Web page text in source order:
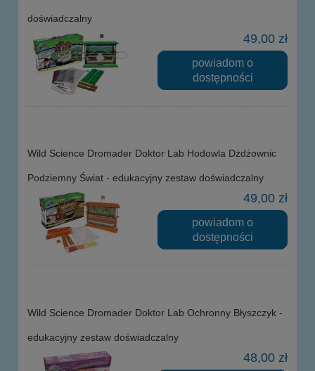
doświadczalny
49,00 zł
powiadom o
dostępności
Wild Science Dromader Doktor Lab Hodowla Dżdżownic
Podziemny Świat - edukacyjny zestaw doświadczalny
49,00 zł
powiadom o
dostępności
Wild Science Dromader Doktor Lab Ochronny Błyszczyk -
edukacyjny zestaw doświadczalny
48,00 zł